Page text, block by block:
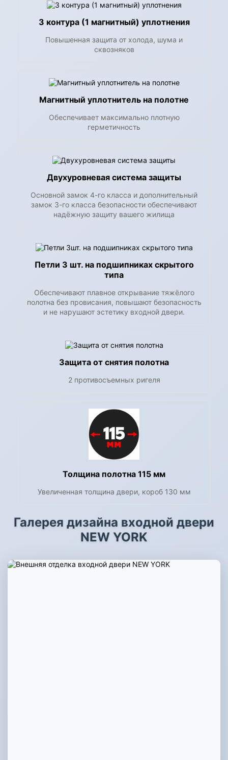
3 контура (1 магнитный) уплотнения
Повышенная защита от холода, шума и
сквозняков
Магнитный уплотнитель на полотне
Обеспечивает максимально плотную
герметичность
Двухуровневая система защиты
Основной замок 4-го класса и дополнительный
замок 3-го класса безопасности обеспечивают
надёжную защиту вашего жилища
Петли 3 шт. на подшипниках скрытого
типа
Обеспечивают плавное открывание тяжёлого
полотна без провисания, повышают безопасность
и не нарушают эстетику входной двери.
Защита от снятия полотна
2 противосъемных ригеля
Толщина полотна 115 мм
Увеличенная толщина двери, короб 130 мм
Галерея дизайна входной двери
NEW YORK